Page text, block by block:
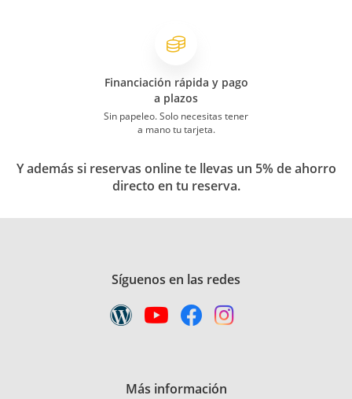
Financiación rápida y pago
a plazos
Sin papeleo. Solo necesitas tener
a mano tu tarjeta.
Y además si reservas online te llevas un 5% de ahorro
directo en tu reserva.
Síguenos en las redes
Más información